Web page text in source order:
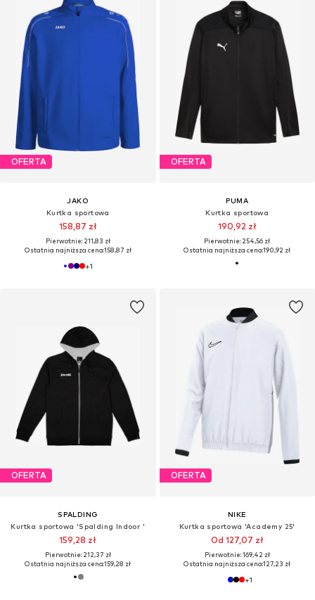
OFERTA
JAKO
Kurtka sportowa
158,87 zł
Pierwotnie: 211,83 zł
Ostatnia najniższa cena:158,87 zł
+1
OFERTA
PUMA
Kurtka sportowa
190,92 zł
Pierwotnie: 254,56 zł
Ostatnia najniższa cena:190,92 zł
OFERTA
SPALDING
Kurtka sportowa 'Spalding Indoor '
159,28 zł
Pierwotnie: 212,37 zł
Ostatnia najniższa cena:159,28 zł
OFERTA
NIKE
Kurtka sportowa 'Academy 25'
Od 127,07 zł
Pierwotnie: 169,42 zł
Ostatnia najniższa cena:127,23 zł
+1